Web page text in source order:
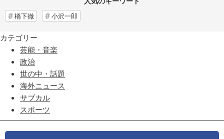
橋下徹 小沢一郎
カテゴリー
芸能・音楽
政治
世の中・話題
海外ニュース
サブカル
スポーツ